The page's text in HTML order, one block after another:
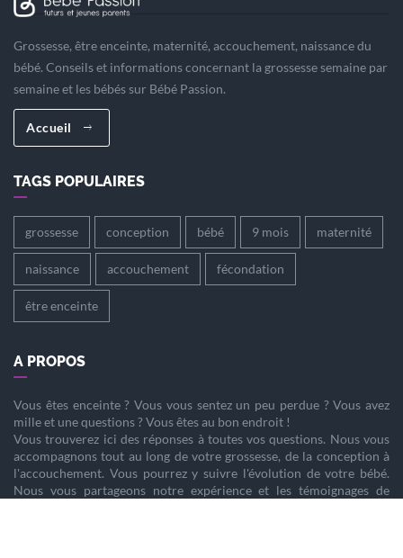
Grossesse, être enceinte, maternité, accouchement, naissance du
bébé. Conseils et informations concernant la grossesse semaine par
semaine et les bébés sur Bébé Passion.
Accueil
TAGS POPULAIRES
grossesse conception bébé 9 mois maternité
naissance accouchement fécondation
être enceinte
A PROPOS
Vous êtes enceinte? Vous vous sentez un peu perdue ? Vous avez
mille et une questions ? Vous êtes au bon endroit !
Vous trouverez ici des réponses à toutes vos questions. Nous vous
accompagnons tout au long de votre grossesse, de la conception à
l'accouchement. Vous pourrez y suivre l'évolution de votre bébé.
Nous vous partageons notre expérience et les témoignages de